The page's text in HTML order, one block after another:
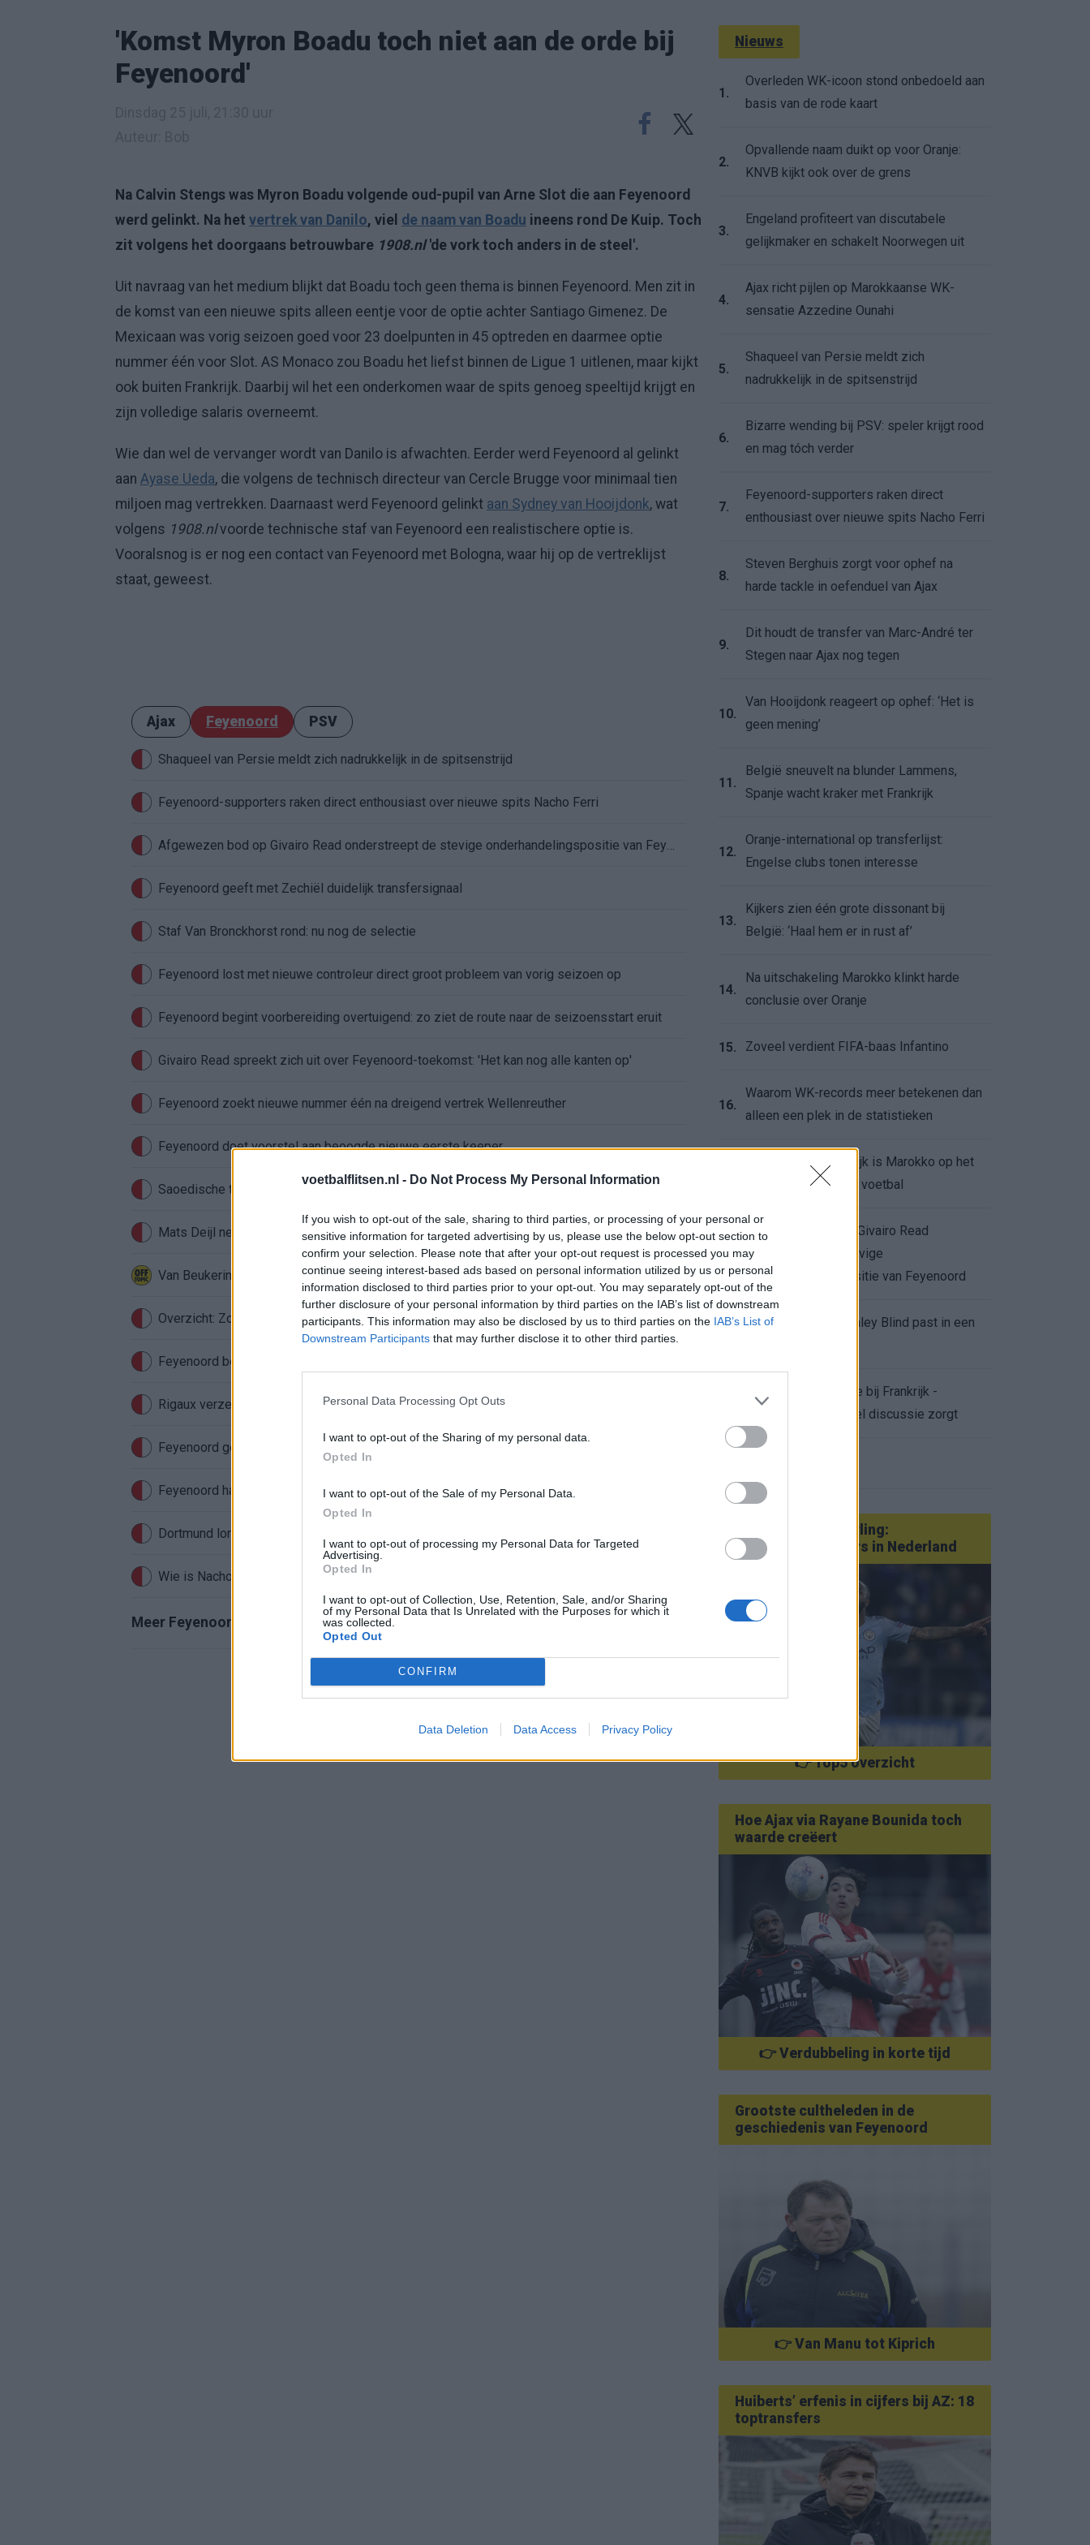
voetbalflitsen.nl - Do Not Process My Personal Information
If you wish to opt-out of the sale, sharing to third parties, or processing of your personal or
sensitive information for targeted advertising by us, please use the below opt-out section to
confirm your selection. Please note that after your opt-out request is processed you may
continue seeing interest-based ads based on personal information utilized by us or personal
information disclosed to third parties prior to your opt-out. You may separately opt-out of the
further disclosure of your personal information by third parties on the IAB’s list of downstream
participants. This information may also be disclosed by us to third parties on the IAB’s List of
Downstream Participants that may further disclose it to other third parties.
Personal Data Processing Opt Outs
I want to opt-out of the Sharing of my personal data.
Opted In
I want to opt-out of the Sale of my Personal Data.
Opted In
I want to opt-out of processing my Personal Data for Targeted
Advertising.
Opted In
I want to opt-out of Collection, Use, Retention, Sale, and/or Sharing
of my Personal Data that Is Unrelated with the Purposes for which it
was collected.
Opted Out
CONFIRM
Data Deletion Data Access Privacy Policy
'Komst Myron Boadu toch niet aan de orde bij
Feyenoord'
Na Calvin Stengs was Myron Boadu volgende oud-pupil van Arne Slot die aan Feyenoord
werd gelinkt. Na het vertrek van Danilo, viel de naam van Boadu ineens rond De Kuip. Toch
zit volgens het doorgaans betrouwbare 1908.nl'de vork toch anders in de steel'.
Uit navraag van het medium blijkt dat Boadu toch geen thema is binnen Feyenoord. Men zit in
de komst van een nieuwe spits alleen eentje voor de optie achter Santiago Gimenez. De
Mexicaan was vorig seizoen goed voor 23 doelpunten in 45 optreden en daarmee optie
nummer één voor Slot. AS Monaco zou Boadu het liefst binnen de Ligue 1 uitlenen, maar kijkt
ook buiten Frankrijk. Daarbij wil het een onderkomen waar de spits genoeg speeltijd krijgt en
zijn volledige salaris overneemt.
Wie dan wel de vervanger wordt van Danilo is afwachten. Eerder werd Feyenoord al gelinkt
aan Ayase Ueda, die volgens de technisch directeur van Cercle Brugge voor minimaal tien
miljoen mag vertrekken. Daarnaast werd Feyenoord gelinkt aan Sydney van Hooijdonk, wat
volgens 1908.nlvoorde technische staf van Feyenoord een realistischere optie is.
Vooralsnog is er nog een contact van Feyenoord met Bologna, waar hij op de vertreklijst
staat, geweest.
Ajax Feyenoord PSV
Shaqueel van Persie meldt zich nadrukkelijk in de spitsenstrijd
Feyenoord-supporters raken direct enthousiast over nieuwe spits Nacho Ferri
Feyenoord geeft met Zechiël duidelijk transfersignaal
Staf Van Bronckhorst rond: nu nog de selectie
Feyenoord lost met nieuwe controleur direct groot probleem van vorig seizoen op
Feyenoord begint voorbereiding overtuigend: zo ziet de route naar de seizoensstart eruit
Givairo Read spreekt zich uit over Feyenoord-toekomst: 'Het kan nog alle kanten op'
Feyenoord zoekt nieuwe nummer één na dreigend vertrek Wellenreuther
Feyenoord doet voorstel aan beoogde nieuwe eerste keeper
Saoedische topclub maakt werk van Hadj Moussa: Feyenoord wacht op bod
Mats Deijl neemt definitief afscheid van Deventer: Feyenoorder zet woning te koop
Van Beukering haalt hard uit na opmerkingen over zijn gewicht
Overzicht: Zo presteren de Feyenoord-spelers op het WK 2026
Feyenoord begint aan nieuw tijdperk: programma richting seizoenstart
Rigaux verzet meteen bergen bij Feyenoord: lef of overmoed?
Feyenoord gebruikt Ajax-talenten voor nieuwe route
Feyenoord haakte al snel af: WK-sensatie Gil Mora blijkt onhaalbaar voor Eredivisie-top
Wie is Nacho Ferri? Profiel van Feyenoords doelwit
Meer Feyenoord-nieuws
Nieuws
1.
Overleden WK-icoon stond onbedoeld aan
basis van de rode kaart
2.
Opvallende naam duikt op voor Oranje:
KNVB kijkt ook over de grens
3.
Engeland profiteert van discutabele
gelijkmaker en schakelt Noorwegen uit
4.
Ajax richt pijlen op Marokkaanse WK-
sensatie Azzedine Ounahi
5.
Shaqueel van Persie meldt zich
nadrukkelijk in de spitsenstrijd
6.
Bizarre wending bij PSV: speler krijgt rood
en mag tóch verder
7.
Feyenoord-supporters raken direct
enthousiast over nieuwe spits Nacho Ferri
8.
Steven Berghuis zorgt voor ophef na
harde tackle in oefenduel van Ajax
9.
Dit houdt de transfer van Marc-André ter
Stegen naar Ajax nog tegen
10.
Van Hooijdonk reageert op ophef: ‘Het is
geen mening’
11.
België sneuvelt na blunder Lammens,
Spanje wacht kraker met Frankrijk
12.
Oranje-international op transferlijst:
Engelse clubs tonen interesse
13.
Kijkers zien één grote dissonant bij
België: ‘Haal hem er in rust af’
14.
Na uitschakeling Marokko klinkt harde
conclusie over Oranje
15. Zoveel verdient FIFA-baas Infantino
16.
Waarom WK-records meer betekenen dan
alleen een plek in de statistieken
Voor de Schilderswijk is Marokko op het
WK meer dan alleen voetbal
18.
Afgewezen bod op Givairo Read
onderstreept de stevige
onderhandelingspositie van Feyenoord
De terugkeer van Daley Blind past in een
Waarom de arbitrage bij Frankrijk -
Marokko voor zoveel discussie zorgt
Van Götze tot Sterling:
statementtransfers in Nederland
👉 Top5 overzicht
Hoe Ajax via Rayane Bounida toch
waarde creëert
👉 Verdubbeling in korte tijd
Grootste cultheleden in de
geschiedenis van Feyenoord
👉 Van Manu tot Kiprich
Huiberts’ erfenis in cijfers bij AZ: 18
toptransfers